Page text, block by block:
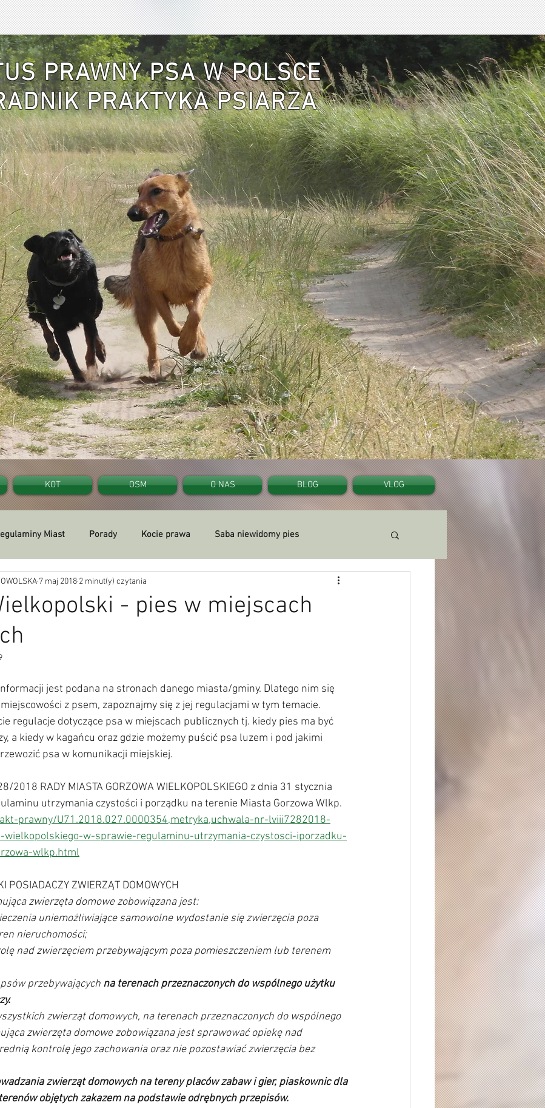
PRAWNY PSA W POLSCE
PRAKTYKA PSIARZA
KOT OSM O NAS BLOG VLOG
Miast Porady Kocie prawa Saba niewidomy pies
- pies w miejscach
7 maj 2018 2 minut(y) czytania
jest podana na stronach danego miasta/gminy. Dlatego nim się
z psem, zapoznajmy się z jej regulacjami w tym temacie.
regulacje dotyczące psa w miejscach publicznych tj. kiedy pies ma być
a kiedy w kagańcu oraz gdzie możemy puścić psa luzem i pod jakimi
psa w komunikacji miejskiej.
2018 RADY MIASTA GORZOWA WIELKOPOLSKIEGO z dnia 31 stycznia
utrzymania czystości i porządku na terenie Miasta Gorzowa Wlkp.
prawny/U71.2018.027.0000354,metryka,uchwala-nr-lviii7282018-
wielkopolskiego-w-sprawie-regulaminu-utrzymania-czystosci-iporzadku-
wlkp.html
POSIADACZY ZWIERZĄT DOMOWYCH
zwierzęta domowe zobowiązana jest:
nieruchomości;
psów przebywających
na terenach przeznaczonych do wspólnego użytku
zwierząt domowych, na terenach przeznaczonych do wspólnego
zwierzęta domowe zobowiązana jest sprawować opiekę nad
kontrolę jego zachowania oraz nie pozostawiać zwierzęcia bez
zwierząt domowych na tereny placów zabaw i gier, piaskownic dla
objętych zakazem na podstawie odrębnych przepisów.